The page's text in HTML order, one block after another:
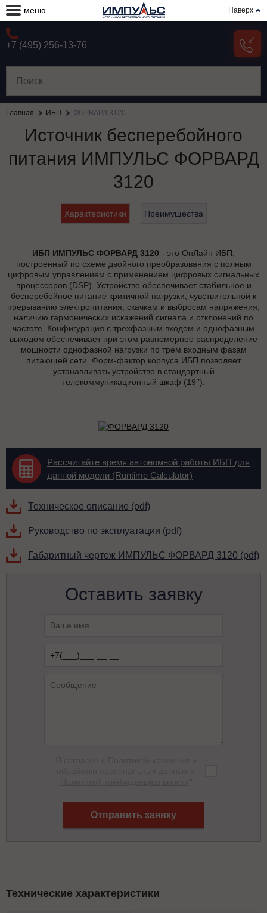
меню Наверх
+7 (495) 256-13-76
Главная ИБП ФОРВАРД 3120
Источник бесперебойного
питания ИМПУЛЬС ФОРВАРД
3120
Характеристики Преимущества
ИБП ИМПУЛЬС ФОРВАРД 3120 - это ОнЛайн ИБП,
построенный по схеме двойного преобразования с полным
цифровым управлением с применением цифровых сигнальных
процессоров (DSP). Устройство обеспечивает стабильное и
бесперебойное питание критичной нагрузки, чувствительной к
прерыванию электропитания, скачкам и выбросам напряжения,
наличию гармонических искажений сигнала и отклонений по
частоте. Конфигурация с трехфазным входом и однофазным
выходом обеспечивает при этом равномерное распределение
мощности однофазной нагрузки по трем входным фазам
питающей сети. Форм-фактор корпуса ИБП позволяет
устанавливать устройство в стандартный
телекоммуникационный шкаф (19’’).
Рассчитайте время автономной работы ИБП для
данной модели (Runtime Calculator)
Техническое описание (pdf)
Руководство по эксплуатации (pdf)
Габаритный чертеж ИМПУЛЬС ФОРВАРД 3120 (pdf)
Оставить заявку
Отправить заявку
Технические характеристики